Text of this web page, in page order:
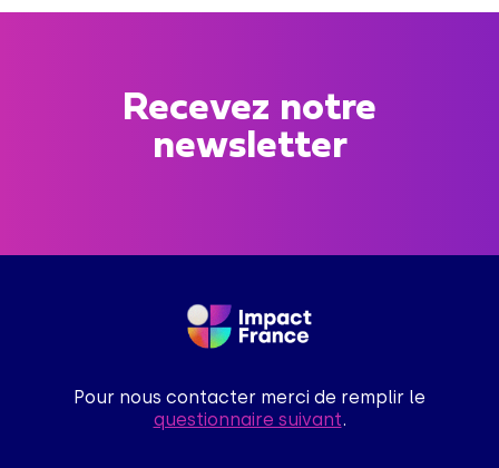
Recevez notre
newsletter
Pour nous contacter merci de remplir le
questionnaire suivant.